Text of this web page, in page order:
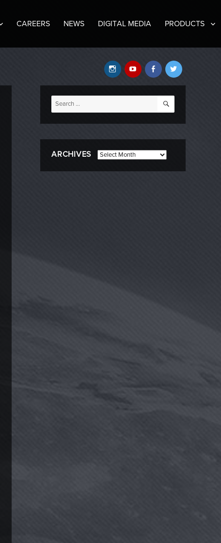
CAREERS NEWS DIGITAL MEDIA PRODUCTS
Twitter
Facebook
YouTube
Instagram
Search
for:
SEARCH
ARCHIVES Archives